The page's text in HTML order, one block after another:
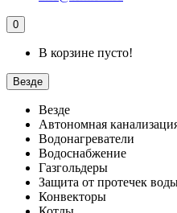
0
В корзине пусто!
Везде
Везде
Автономная
Водонагреватели
Водоснабжение
Газгольдеры
Защита от протечек
Конвекторы